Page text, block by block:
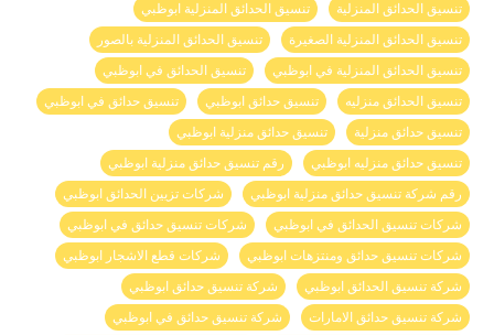
تنسيق الحدائق المنزلية
تنسيق الحدائق المنزلية ابوظبي
تنسيق الحدائق المنزلية الصغيرة
تنسيق الحدائق المنزلية بالصور
تنسيق الحدائق المنزلية في ابوظبي
تنسيق الحدائق في ابوظبي
تنسيق الحدائق منزليه
تنسيق حدائق ابوظبي
تنسيق حدائق في ابوظبي
تنسيق حدائق منزلية
تنسيق حدائق منزلية ابوظبي
تنسيق حدائق منزليه ابوظبي
رقم تنسيق حدائق منزلية ابوظبي
رقم شركة تنسيق حدائق منزلية ابوظبي
شركات تزيين الحدائق ابوظبي
شركات تنسيق الحدائق في ابوظبي
شركات تنسيق حدائق في ابوظبي
شركات تنسيق حدائق ومنتزهات ابوظبي
شركات قطع الاشجار ابوظبي
شركة تنسيق الحدائق ابوظبي
شركة تنسيق حدائق ابوظبي
شركة تنسيق حدائق الامارات
شركة تنسيق حدائق في ابوظبي